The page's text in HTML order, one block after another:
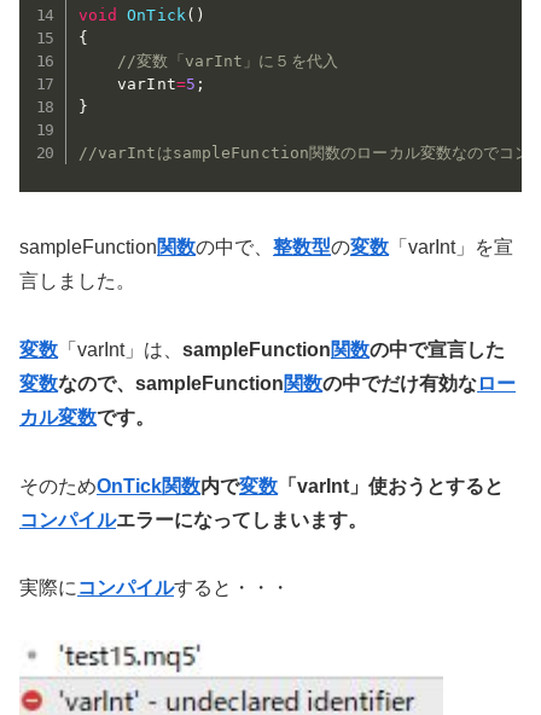
void OnTick( )
{
//変数「varInt」に５を代入
    varInt
=5 ;
}
//varIntはsampleFunction関数のローカル変数なのでコンパ
sampleFunction関数の中で、 整数型の変数 「varInt」を宣
言しました。
変数 「varInt」は、 sampleFunction関数の中で宣言した
変数なので、sampleFunction関数の中でだけ有効なロー
カル変数です。
そのためOnTick関数内で変数 「varInt」使おうとすると
コンパイルエラーになってしまいます。
実際にコンパイルすると・・・